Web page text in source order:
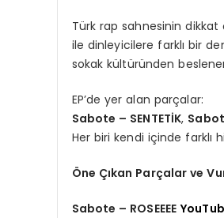
Türk rap sahnesinin
ile dinleyicilere farklı bir
sokak kültüründen
EP’de yer alan parçalar:
Sabote – SENTETİK,
Her biri kendi içinde farklı
Öne Çıkan Parçalar ve
Sabote – ROSEEEE